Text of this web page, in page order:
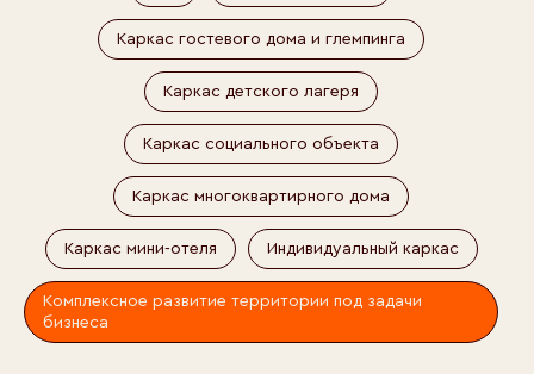
Каркас гостевого дома и глемпинга
Каркас детского лагеря
Каркас социального объекта
Каркас многоквартирного дома
Каркас мини-отеля Индивидуальный каркас
Комплексное развитие территории под задачи
бизнеса
ХИТЫ ПРОДАЖ
КОМПЛЕКТОВ КАРКАСОВ
ДЛЯ РЕШЕНИЯ БИЗНЕС-
ЗАДАЧ КОММЕРЧЕСКОГО
ПРОЕКТА